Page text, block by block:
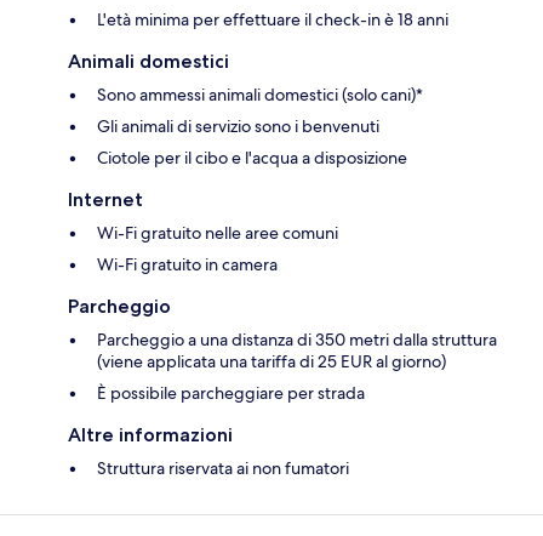
L'età minima per effettuare il check-in è 18 anni
Animali domestici
Sono ammessi animali domestici (solo cani)*
Gli animali di servizio sono i benvenuti
Ciotole per il cibo e l'acqua a disposizione
Internet
Wi-Fi gratuito nelle aree comuni
Wi-Fi gratuito in camera
Parcheggio
Parcheggio a una distanza di 350 metri dalla struttura
(viene applicata una tariffa di 25 EUR al giorno)
È possibile parcheggiare per strada
Altre informazioni
Struttura riservata ai non fumatori